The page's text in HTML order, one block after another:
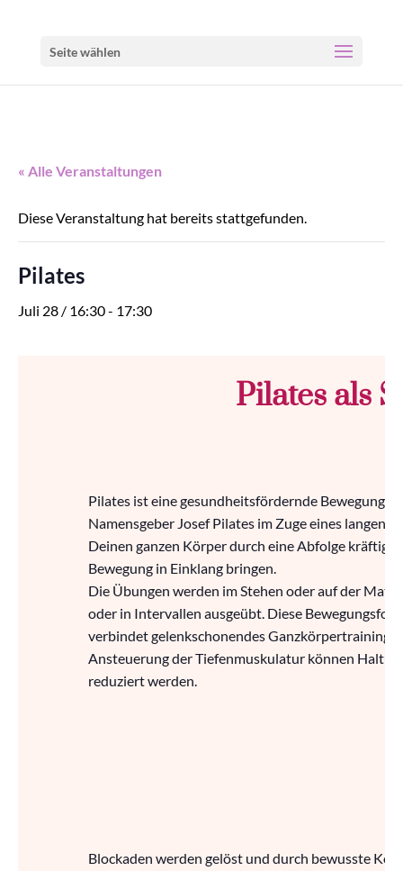
Seite wählen
« Alle Veranstaltungen
Diese Veranstaltung hat bereits stattgefunden.
Pilates
Juli 28 / 16:30- 17:30
Pilates als
Pilates ist eine gesundheitsfördernde
Namensgeber Josef Pilates im Zuge eines langen
Deinen ganzen Körper durch eine Abfolge
Bewegung in Einklang bringen.
Die Übungen werden im Stehen oder auf der
oder in Intervallen ausgeübt. Diese
verbindet gelenkschonendes Ganzkörpertraining
Ansteuerung der Tiefenmuskulatur können
reduziert werden.
Blockaden werden gelöst und durch bewusste